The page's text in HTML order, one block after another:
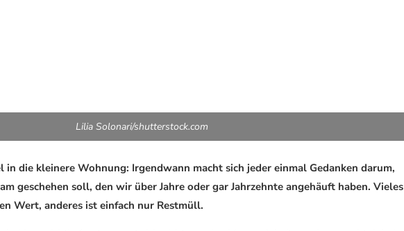
Lilia Solonari/shutterstock.com
in die kleinere Wohnung: Irgendwann macht sich jeder einmal Gedanken darum,
geschehen soll, den wir über Jahre oder gar Jahrzehnte angehäuft haben. Vieles
Wert, anderes ist einfach nur Restmüll.